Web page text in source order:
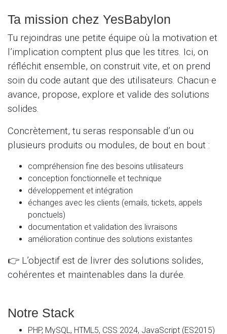
Ta mission chez YesBabylon
Tu rejoindras une petite équipe où la motivation et
l’implication comptent plus que les titres. Ici, on
réfléchit ensemble, on construit vite, et on prend
soin du code autant que des utilisateurs. Chacun·e
avance, propose, explore et valide des solutions
solides.
Concrètement, tu seras responsable d’un ou
plusieurs produits ou modules, de bout en bout :
compréhension fine des besoins utilisateurs
conception fonctionnelle et technique
développement et intégration
échanges avec les clients (emails, tickets, appels
ponctuels)
documentation et validation des livraisons
amélioration continue des solutions existantes
👉 L’objectif est de livrer des solutions solides,
cohérentes et maintenables dans la durée.
Notre Stack
PHP, MySQL, HTML5, CSS 2024, JavaScript (ES2015)